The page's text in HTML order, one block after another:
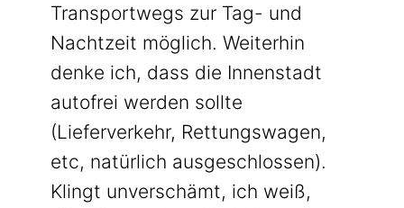
Transportwegs zur Tag- und
Nachtzeit möglich. Weiterhin
denke ich, dass die Innenstadt
autofrei werden sollte
(Lieferverkehr, Rettungswagen,
etc, natürlich ausgeschlossen).
Klingt unverschämt, ich weiß,